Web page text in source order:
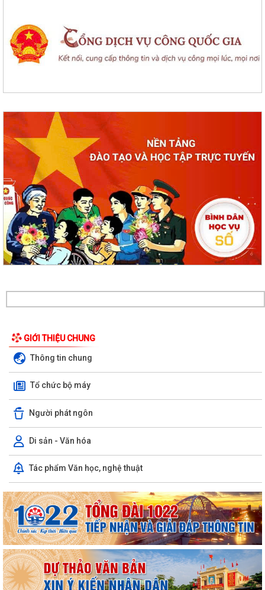
GIỚI THIỆU CHUNG
Thông tin chung
Tổ chức bộ máy
Người phát ngôn
Di sản - Văn hóa
Tác phẩm Văn học, nghệ thuật
danh tính
Xã Cẩm Giang tổ chức lễ tâm linh và triển khai lấy mẫu hài cốt liệt sĩ
phục vụ giám định ADN
THÔNG BÁO số 03/TB-TTPVHCC ngày 04/8/2026 của Trung tâm
Phục vụ HCC Về việc tổ chức hướng dẫn, tiếp...
Xã Cẩm Giang dự Hội nghị trực tuyến triển khai công tác đo đạc, lập
bản đồ địa chính và xây dựng cơ...